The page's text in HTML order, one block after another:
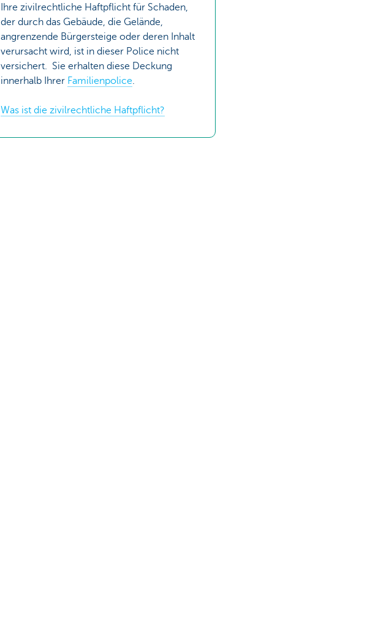
Ihre zivilrechtliche Haftpflicht für Schaden,
der durch das Gebäude, die Gelände,
angrenzende Bürgersteige oder deren Inhalt
verursacht wird, ist in dieser Police nicht
versichert. Sie erhalten diese Deckung
innerhalb Ihrer Familienpolice.
Was ist die zivilrechtliche Haftpflicht?